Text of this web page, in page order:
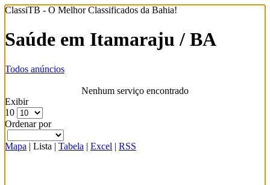
ClassiTB - O Melhor Classificados da Bahia!
Saúde em Itamaraju / BA
Todos anúncios
Nenhum serviço encontrado
Exibir
10
Ordenar por
Mapa | Lista | Tabela | Excel | RSS